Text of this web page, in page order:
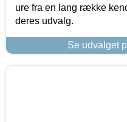
ure fra en lang række
deres udvalg.
Se udvalget